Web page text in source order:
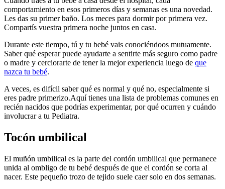
comportamiento en esos primeros días y semanas es una novedad.
Les das su primer baño. Los meces para dormir por primera vez.
Compartís vuestra primera noche juntos en casa.
Durante este tiempo, tú y tu bebé vais conociéndoos mutuamente.
Saber qué esperar puede ayudarte a sentirte más seguro como padre
o madre y cerciorarte de tener la mejor experiencia luego de que
nazca tu bebé.
A veces, es difícil saber qué es normal y qué no, especialmente si
eres padre primerizo.Aquí tienes una lista de problemas comunes en
recién nacidos que podrías experimentar, por qué ocurren y cuándo
involucrar a tu Pediatra.
Tocón umbilical
El muñón umbilical es la parte del cordón umbilical que permanece
unida al ombligo de tu bebé después de que el cordón se corta al
nacer. Este pequeño trozo de tejido suele caer solo en dos semanas.